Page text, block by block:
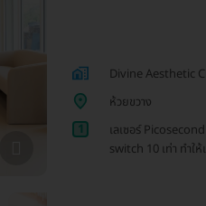
Divine Aesthetic
ห้วยขวาง
1
เลเซอร์
switch 10 เท่า ทำใ